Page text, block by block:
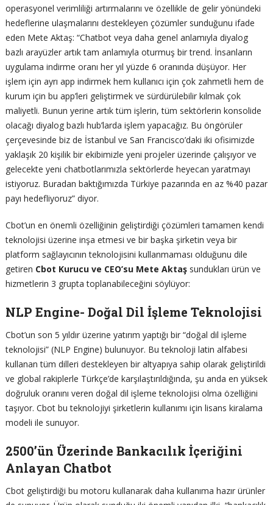
operasyonel verimliliği artırmalarını ve özellikle de gelir yönündeki
hedeflerine ulaşmalarını destekleyen çözümler sunduğunu ifade
eden Mete Aktaş: “Chatbot veya daha genel anlamıyla diyalog
bazlı arayüzler artık tam anlamıyla oturmuş bir trend. İnsanların
uygulama indirme oranı her yıl yüzde 6 oranında düşüyor. Her
işlem için ayrı app indirmek hem kullanıcı için çok zahmetli hem de
kurum için bu app’leri geliştirmek ve sürdürülebilir kılmak çok
maliyetli. Bunun yerine artık tüm işlerin, tüm sektörlerin konsolide
olacağı diyalog bazlı hub’larda işlem yapacağız. Bu öngörüler
çerçevesinde biz de İstanbul ve San Francisco’daki iki ofisimizde
yaklaşık 20 kişilik bir ekibimizle yeni projeler üzerinde çalışıyor ve
gelecekte yeni chatbotlarımızla sektörlerde heyecan yaratmayı
istiyoruz. Buradan baktığımızda Türkiye pazarında en az %40 pazar
payı hedefliyoruz” diyor.
Cbot’un en önemli özelliğinin geliştirdiği çözümleri tamamen kendi
teknolojisi üzerine inşa etmesi ve bir başka şirketin veya bir
platform sağlayıcının teknolojisini kullanmaması olduğunu dile
getiren Cbot Kurucu ve CEO’su Mete Aktaşsundukları ürün ve
hizmetlerin 3 grupta toplanabileceğini söylüyor:
NLP Engine- Doğal Dil İşleme Teknolojisi
Cbot’un son 5 yıldır üzerine yatırım yaptığı bir “doğal dil işleme
teknolojisi” (NLP Engine) bulunuyor. Bu teknoloji latin alfabesi
kullanan tüm dilleri destekleyen bir altyapıya sahip olarak geliştirildi
ve global rakiplerle Türkçe’de karşılaştırıldığında, şu anda en yüksek
doğruluk oranını veren doğal dil işleme teknolojisi olma özelliğini
taşıyor. Cbot bu teknolojiyi şirketlerin kullanımı için lisans kiralama
modeli ile sunuyor.
2500’ün Üzerinde Bankacılık İçeriğini
Anlayan Chatbot
Cbot geliştirdiği bu motoru kullanarak daha kullanıma hazır ürünler